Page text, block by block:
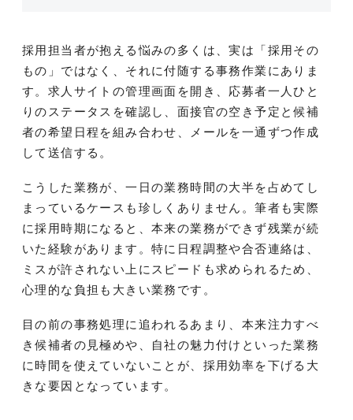
採用担当者が抱える悩みの多くは、実は「採用その
もの」ではなく、それに付随する事務作業にありま
す。求人サイトの管理画面を開き、応募者一人ひと
りのステータスを確認し、面接官の空き予定と候補
者の希望日程を組み合わせ、メールを一通ずつ作成
して送信する。
こうした業務が、一日の業務時間の大半を占めてし
まっているケースも珍しくありません。筆者も実際
に採用時期になると、本来の業務ができず残業が続
いた経験があります。特に日程調整や合否連絡は、
ミスが許されない上にスピードも求められるため、
心理的な負担も大きい業務です。
目の前の事務処理に追われるあまり、本来注力すべ
き候補者の見極めや、自社の魅力付けといった業務
に時間を使えていないことが、採用効率を下げる大
きな要因となっています。